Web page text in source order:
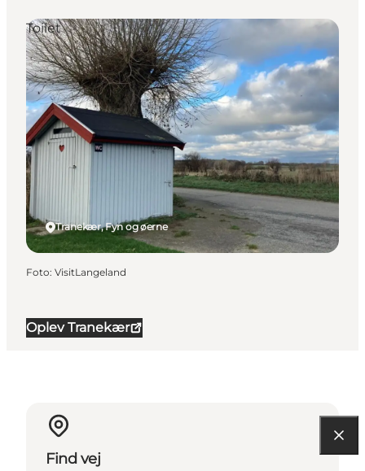
Oplev Tranekær
Tranekær, Fyn og øerne
Toilet
Foto: VisitLangeland
Find vej